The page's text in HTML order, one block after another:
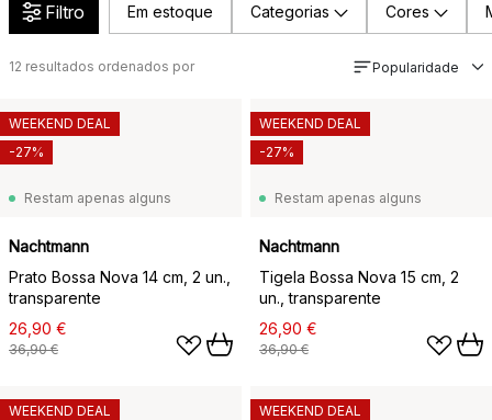
Filtro Em estoque Categorias Cores
12 resultados ordenados por Popularidade
Restam apenas alguns
Nachtmann
Prato Bossa Nova 14 cm, 2 un.,
transparente
26,90 €
36,90 €
WEEKEND DEAL
-27%
Restam apenas alguns
Nachtmann
Tigela Bossa Nova 15 cm, 2
un., transparente
26,90 €
36,90 €
WEEKEND DEAL
-27%
WEEKEND DEAL
WEEKEND DEAL